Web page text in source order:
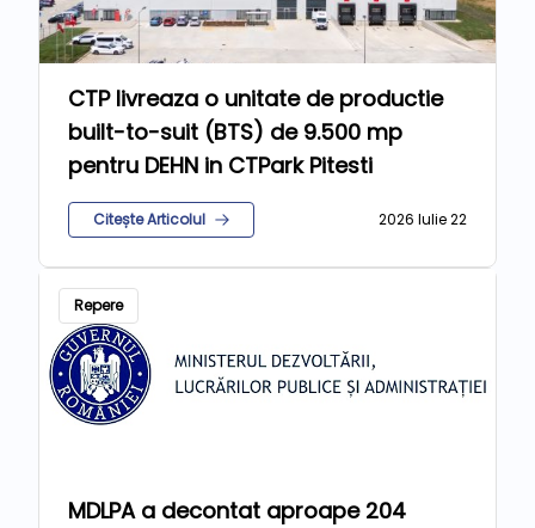
CTP livreaza o unitate de productie
built-to-suit (BTS) de 9.500 mp
pentru DEHN in CTPark Pitesti
Citește Articolul 2026 Iulie 22
Repere
MDLPA a decontat aproape 204